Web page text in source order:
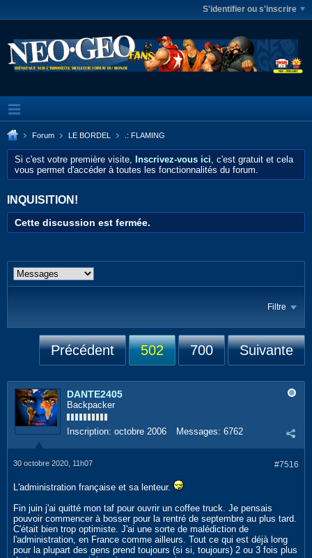
S'identifier ou s'inscrire
Forum LE BORDEL .: FLAMING
Si c'est votre première visite, Inscrivez-vous ici, c'est gratuit et cela
vous permet d'accéder à toutes les fonctionnalités du forum.
INQUISITION!
Cette discussion est fermée.
Filtre
Précédent 502 700 Suivante
DANTE2405
Backpacker
Inscription: octobre 2006 Messages: 6762
#7516
30 octobre 2020, 11h07
L'administration française et sa lenteur.
Fin juin j'ai quitté mon taf pour ouvrir un coffee truck. Je pensais
pouvoir commencer à bosser pour la rentré de septembre au plus tard.
C'était bien trop optimiste. J'ai une sorte de malédiction de
l'administration, en France comme ailleurs. Tout ce qui est déjà long
pour la plupart des gens prend toujours (si si, toujours) 2 ou 3 fois plus